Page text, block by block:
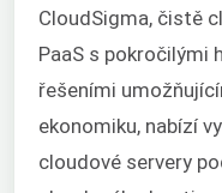
CloudSigma, čistě
PaaS s pokročilými
řešeními
ekonomiku, nabízí
cloudové servery